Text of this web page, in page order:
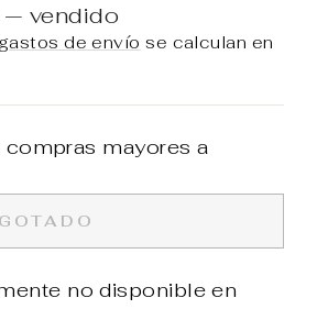
vendido
gastos de envío se calculan en
compras mayores a
no disponible en